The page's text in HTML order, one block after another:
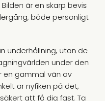
är en skarp bevis
både personligt
underhållning, utan de
under den
en gammal vän av
är nyfiken på det,
att få dig fast. Ta